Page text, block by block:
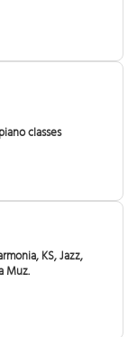
classes
KS, Jazz,
Muz.